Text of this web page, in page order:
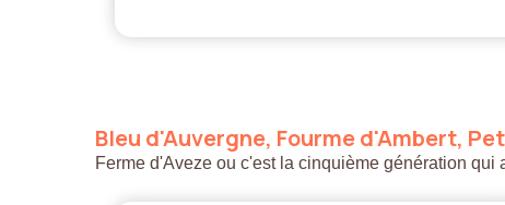
Bleu d'Auvergne, Fourmed'Ambert,
Ferme d'Aveze ou c'est la cinquième génération